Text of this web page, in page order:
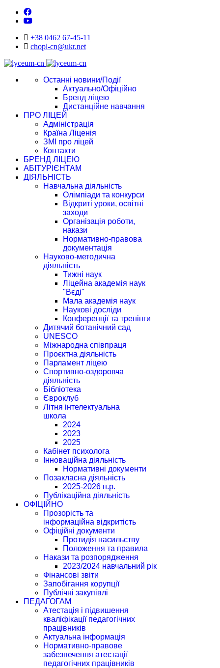
+38 0462 67-45-11
chopl-cn@ukr.net
Останні новини/Події
Актуально/Офіційно
Бренд ліцею
Дистанційне навчання
ПРО ЛІЦЕЙ
Адміністрація
Країна Ліценія
ЗМІ про ліцей
Контакти
БРЕНД ЛІЦЕЮ
АБІТУРІЄНТАМ
ДІЯЛЬНІСТЬ
Навчальна діяльність
Олімпіади та конкурси
Відкриті уроки, освітні
заходи
Організація роботи,
накази
Нормативно-правова
документація
Науково-методична
діяльність
Тижні наук
Ліцейна академія наук
"Вєді"
Мала академія наук
Наукові досліди
Конференції та тренінги
Дитячий ботанічний сад
UNESCO
Міжнародна співпраця
Проєктна діяльність
Парламент ліцею
Спортивно-оздоровча
діяльність
Бібліотека
Євроклуб
Літня інтелектуальна
школа
2024
2023
2025
Кабінет психолога
Інноваційна діяльність
Нормативні документи
Позакласна діяльність
2025-2026 н.р.
Публікаційна діяльність
ОФІЦІЙНО
Прозорість та
інформаційна відкритість
Офіційні документи
Протидія насильству
Положення та правила
Накази та розпорядження
2023/2024 навчальний рік
Фінансові звіти
Запобігання корупції
Публічні закупівлі
ПЕДАГОГАМ
Атестація і підвишення
кваліфікації педагогічних
працівників
Актуальна інформація
Нормативно-правове
забезпечення атестації
педагогічних працівників